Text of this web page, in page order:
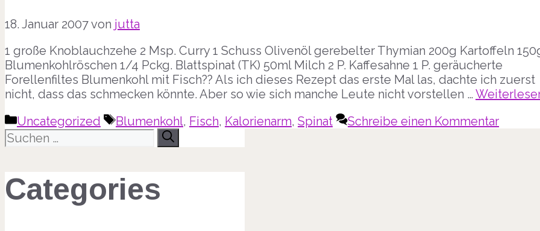
18. Januar 2007von jutta
1 große Knoblauchzehe 2 Msp. Curry 1 Schuss Olivenöl gerebelter Thymian 200g Kartoffeln
Blumenkohlröschen 1/4 Pckg. Blattspinat (TK) 50ml Milch 2 P. Kaffesahne 1 P. geräucherte
Forellenfiltes Blumenkohl mit Fisch?? Als ich dieses Rezept das erste Mal las, dachte ich zuerst
nicht, dass das schmecken könnte. Aber so wie sich manche Leute nicht vorstellen …
Kategorien
Uncategorized Schlagwörter
Blumenkohl, Fisch, Kalorienarm, Spinat
Schreibe einen Kommentar
Suche
nach:
Categories